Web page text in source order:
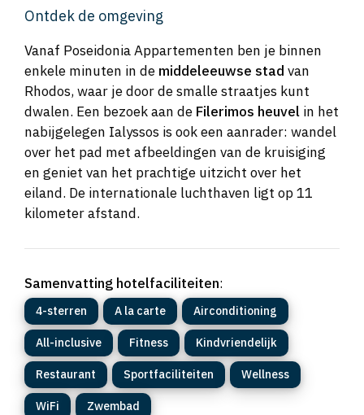
Ontdek de omgeving
Vanaf Poseidonia Appartementen ben je binnen
enkele minuten in de middeleeuwse stad van
Rhodos, waar je door de smalle straatjes kunt
dwalen. Een bezoek aan de Filerimos heuvel in het
nabijgelegen Ialyssos is ook een aanrader: wandel
over het pad met afbeeldingen van de kruisiging
en geniet van het prachtige uitzicht over het
eiland. De internationale luchthaven ligt op 11
kilometer afstand.
Samenvatting hotelfaciliteiten:
4-sterren A la carte Airconditioning
All-inclusive Fitness Kindvriendelijk
Restaurant Sportfaciliteiten Wellness
WiFi Zwembad